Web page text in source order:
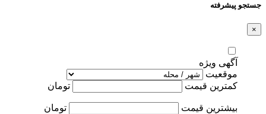
جستجو پیشرفته
×
آگهی ویژه
موقعیت
کمترین قیمت
تومان
بیشترین قیمت تومان